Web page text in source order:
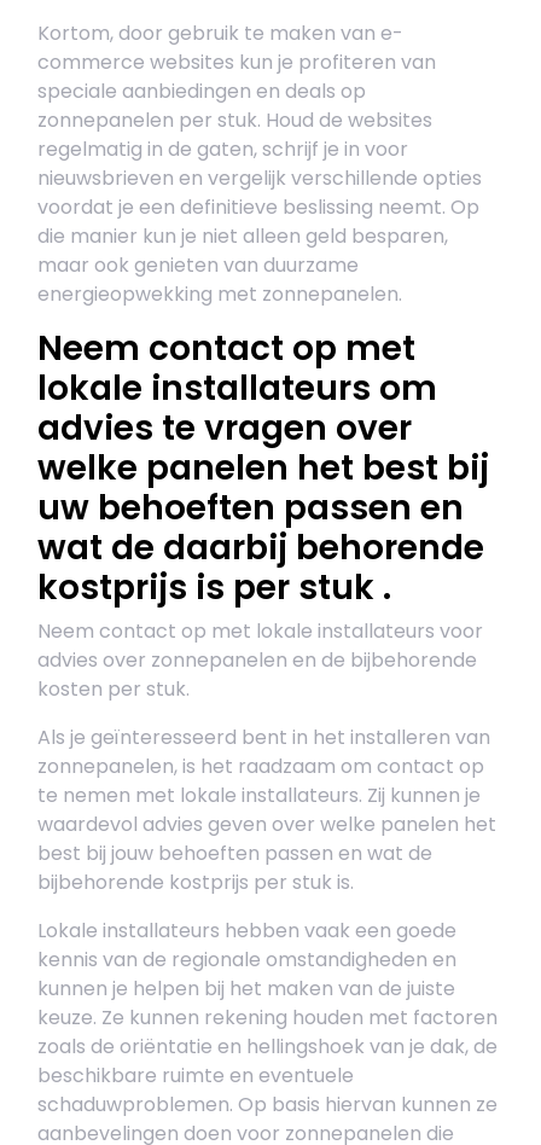
Kortom, door gebruik te maken van e-
commerce websites kun je profiteren van
speciale aanbiedingen en deals op
zonnepanelen per stuk. Houd de websites
regelmatig in de gaten, schrijf je in voor
nieuwsbrieven en vergelijk verschillende opties
voordat je een definitieve beslissing neemt. Op
die manier kun je niet alleen geld besparen,
maar ook genieten van duurzame
energieopwekking met zonnepanelen.
Neem contact op met
lokale installateurs om
advies te vragen over
welke panelen het best bij
uw behoeften passen en
wat de daarbij behorende
kostprijs is per stuk .
Neem contact op met lokale installateurs voor
advies over zonnepanelen en de bijbehorende
kosten per stuk.
Als je geïnteresseerd bent in het installeren van
zonnepanelen, is het raadzaam om contact op
te nemen met lokale installateurs. Zij kunnen je
waardevol advies geven over welke panelen het
best bij jouw behoeften passen en wat de
bijbehorende kostprijs per stuk is.
Lokale installateurs hebben vaak een goede
kennis van de regionale omstandigheden en
kunnen je helpen bij het maken van de juiste
keuze. Ze kunnen rekening houden met factoren
zoals de oriëntatie en hellingshoek van je dak, de
beschikbare ruimte en eventuele
schaduwproblemen. Op basis hiervan kunnen ze
aanbevelingen doen voor zonnepanelen die